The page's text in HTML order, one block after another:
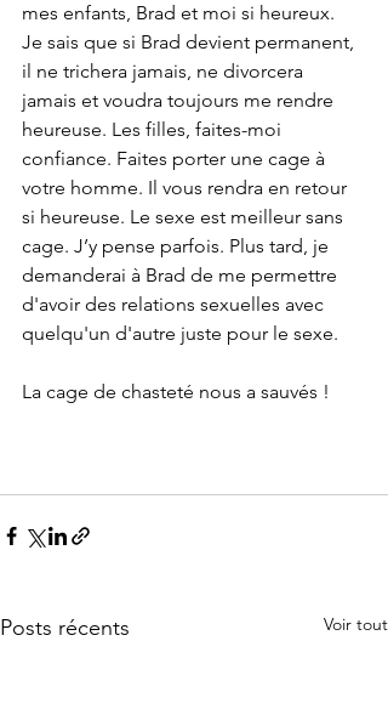
mes enfants, Brad et moi si heureux.
Je sais que si Brad devient permanent,
il ne trichera jamais, ne divorcera
jamais et voudra toujours me rendre
heureuse. Les filles, faites-moi
confiance. Faites porter une cage à
votre homme. Il vous rendra en retour
si heureuse. Le sexe est meilleur sans
cage. J’y pense parfois. Plus tard, je
demanderai à Brad de me permettre
d'avoir des relations sexuelles avec
quelqu'un d'autre juste pour le sexe.
La cage de chasteté nous a sauvés !
Posts récents Voir tout